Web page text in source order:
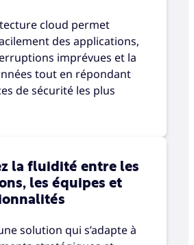
cloud permet
des applications,
imprévues et la
tout en répondant
de sécurité les plus
la fluidité entre les
les équipes et
solution qui s’adapte à